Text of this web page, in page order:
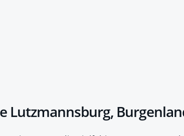
Lutzmannsburg,